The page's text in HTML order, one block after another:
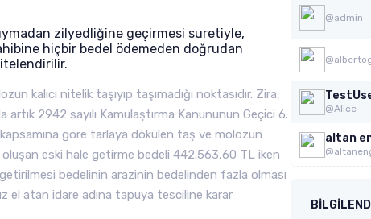
zilyedliğine geçirmesi suretiyle,
hiçbir bedel ödemeden doğrudan
kalıcı nitelik taşıyıp taşımadığı noktasıdır. Zira,
artık 2942 sayılı Kamulaştırma Kanununun Geçici 6.
göre tarlaya dökülen taş ve molozun
oluşan eski hale getirme bedeli 442.563,60 TL iken
bedelinin arazinin bedelinden fazla olması
el atan idare adına tapuya tesciline karar
@admin
@Alice
altan